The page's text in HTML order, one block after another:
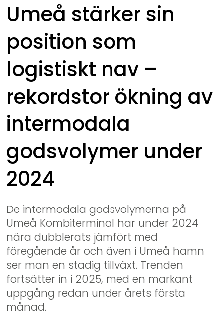
Umeå stärker sin
position som
logistiskt nav –
rekordstor ökning av
intermodala
godsvolymer under
2024
De intermodala godsvolymerna på
Umeå Kombiterminal har under 2024
nära dubblerats jämfört med
föregående år och även i Umeå hamn
ser man en stadig tillväxt. Trenden
fortsätter in i 2025, med en markant
uppgång redan under årets första
månad.